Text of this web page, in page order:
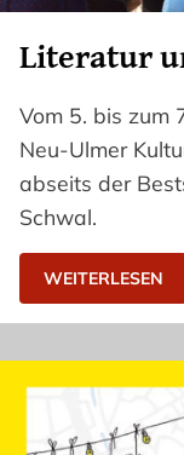
Literatur
Vom 5. bis zum
Neu-Ulmer
abseits der
Schwal.
WEITERLESEN